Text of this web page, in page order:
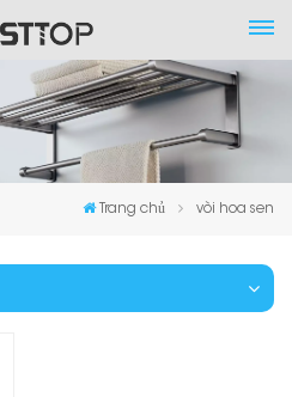
Trang chủ vòi hoa sen